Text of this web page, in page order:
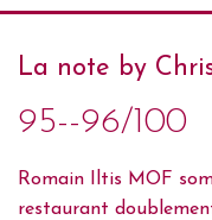
La note by
95--96/100
Romain Iltis MOF
restaurant